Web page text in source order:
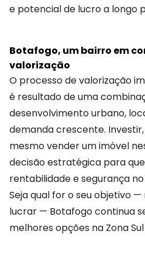
e potencial de lucro a longo
Botafogo, um bairro em
valorização
O processo de valorização
é resultado de uma
desenvolvimento urbano,
demanda crescente.
mesmo vender um imóvel
decisão estratégica para
rentabilidade e segurança
Seja qual for o seu objetivo
lucrar — Botafogo continua
melhores opções na Zona